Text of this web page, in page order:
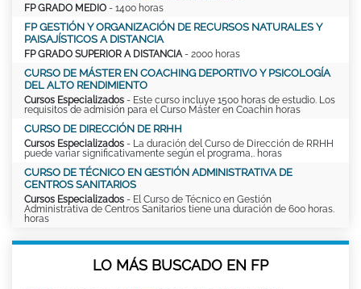
FP GRADO MEDIO - 1400 horas
FP GESTIÓN Y ORGANIZACIÓN DE RECURSOS NATURALES Y
PAISAJÍSTICOS A DISTANCIA
FP GRADO SUPERIOR A DISTANCIA - 2000 horas
CURSO DE MÁSTER EN COACHING DEPORTIVO Y PSICOLOGÍA
DEL ALTO RENDIMIENTO
Cursos Especializados - Este curso incluye 1500 horas de estudio. Los
requisitos de admisión para el Curso Máster en Coachin horas
CURSO DE DIRECCIÓN DE RRHH
Cursos Especializados - La duración del Curso de Dirección de RRHH
puede variar significativamente según el programa,. horas
CURSO DE TÉCNICO EN GESTIÓN ADMINISTRATIVA DE
CENTROS SANITARIOS
Cursos Especializados - El Curso de Técnico en Gestión
Administrativa de Centros Sanitarios tiene una duración de 600 horas.
horas
LO MÁS BUSCADO EN FP